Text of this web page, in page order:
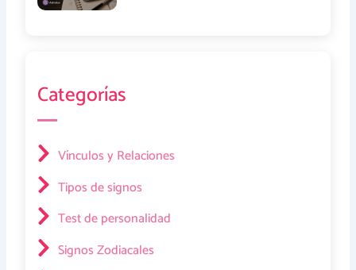
Categorías
Vínculos y Relaciones
Tipos de signos
Test de personalidad
Signos Zodiacales